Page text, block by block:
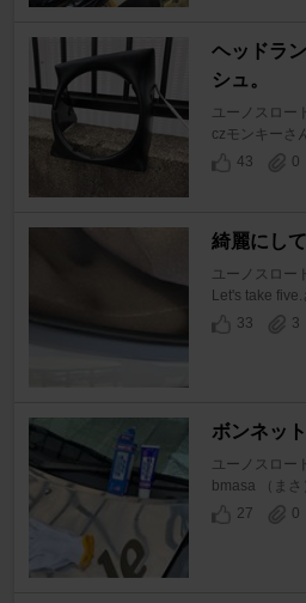
ヘッドラ
シュ。
ユーノスロー
czモンキーさ
43
0
綺麗にし
ユーノスロー
Let's take five.
33
3
ボンネッ
ユーノスロー
bmasa （まさ
27
0